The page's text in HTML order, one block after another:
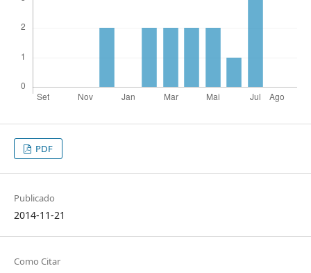
PDF
Publicado
2014-11-21
Como Citar